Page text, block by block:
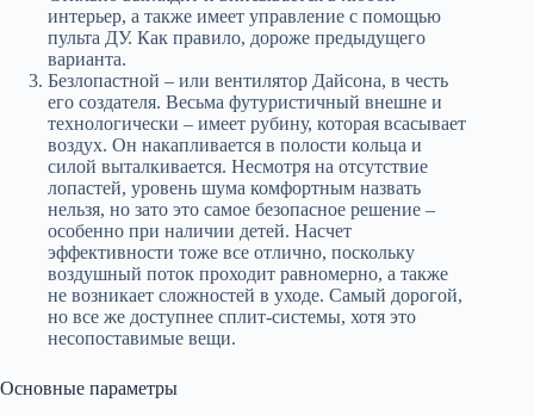
интерьер, а также имеет управление с помощью
пульта ДУ. Как правило, дороже предыдущего
варианта.
Безлопастной – или вентилятор Дайсона, в честь
его создателя. Весьма футуристичный внешне и
технологически – имеет рубину, которая всасывает
воздух. Он накапливается в полости кольца и
силой выталкивается. Несмотря на отсутствие
лопастей, уровень шума комфортным назвать
нельзя, но зато это самое безопасное решение –
особенно при наличии детей. Насчет
эффективности тоже все отлично, поскольку
воздушный поток проходит равномерно, а также
не возникает сложностей в уходе. Самый дорогой,
но все же доступнее сплит-системы, хотя это
несопоставимые вещи.
Основные параметры